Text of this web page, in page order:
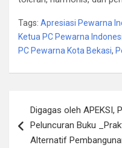
Tags: Apresiasi Pewarna
Ketua PC Pewarna
PC Pewarna Kota Bekasi,
navigation
Digagas oleh APEKSI,
Peluncuran Buku
Alternatif